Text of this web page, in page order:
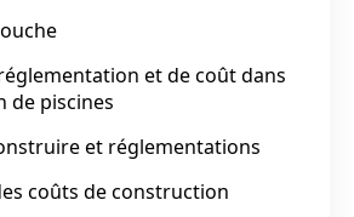
et de coût dans
de piscines
et réglementations
coûts de construction